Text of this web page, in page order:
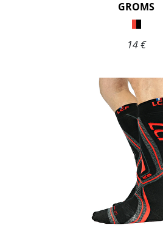
GROMS
14 €